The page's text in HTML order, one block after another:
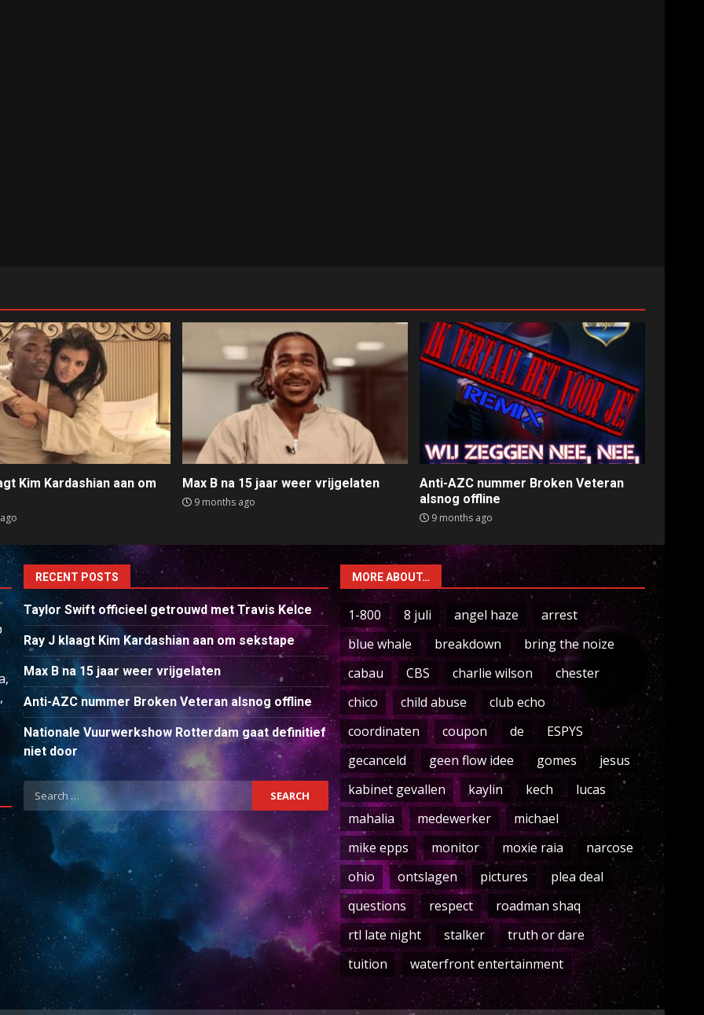
Kim Kardashian aan om
Max B na 15 jaar weer vrijgelaten
9 months ago
Anti-AZC nummer Broken Veteran
alsnog offline
9 months ago
RECENT POSTS
Taylor Swift officieel getrouwd met Travis Kelce
Ray J klaagt Kim Kardashian aan om sekstape
Max B na 15 jaar weer vrijgelaten
Anti-AZC nummer Broken Veteran alsnog offline
Nationale Vuurwerkshow Rotterdam gaat definitief
niet door
Search
for:
MORE ABOUT…
1-800 8 juli angel haze
arrest
blue whale
breakdown
bring the noize
cabau
CBS charlie wilson
chester
chico
child abuse
club echo
coordinaten
coupon de
ESPYS
gecanceld
geen flow idee gomes
jesus
kabinet gevallen
kaylin kech
lucas
mahalia
medewerker
michael
mike epps
monitor moxie raia
narcose
ohio
ontslagen pictures
plea deal
questions
respect
roadman shaq
rtl late night
stalker
truth or dare
tuition
waterfront entertainment